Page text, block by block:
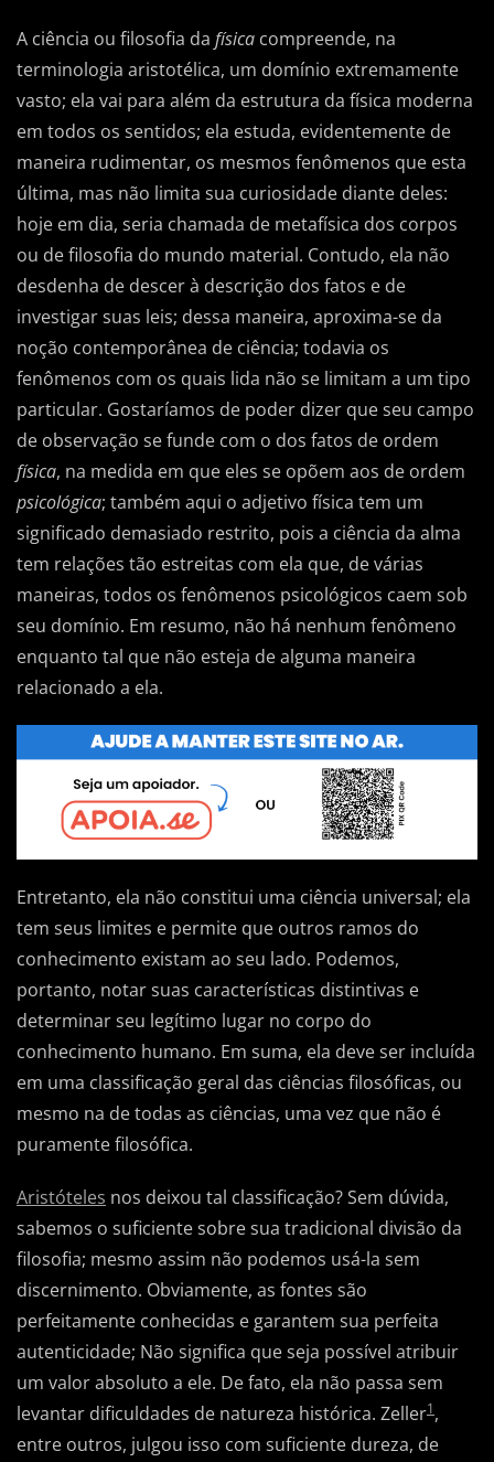
A ciência ou filosofia da física compreende, na
terminologia aristotélica, um domínio extremamente
vasto; ela vai para além da estrutura da física moderna
em todos os sentidos; ela estuda, evidentemente de
maneira rudimentar, os mesmos fenômenos que esta
última, mas não limita sua curiosidade diante deles:
hoje em dia, seria chamada de metafísica dos corpos
ou de filosofia do mundo material. Contudo, ela não
desdenha de descer à descrição dos fatos e de
investigar suas leis; dessa maneira, aproxima-se da
noção contemporânea de ciência; todavia os
fenômenos com os quais lida não se limitam a um tipo
particular. Gostaríamos de poder dizer que seu campo
de observação se funde com o dos fatos de ordem
física, na medida em que eles se opõem aos de ordem
psicológica; também aqui o adjetivo física tem um
significado demasiado restrito, pois a ciência da alma
tem relações tão estreitas com ela que, de várias
maneiras, todos os fenômenos psicológicos caem sob
seu domínio. Em resumo, não há nenhum fenômeno
enquanto tal que não esteja de alguma maneira
relacionado a ela.
Entretanto, ela não constitui uma ciência universal; ela
tem seus limites e permite que outros ramos do
conhecimento existam ao seu lado. Podemos,
portanto, notar suas características distintivas e
determinar seu legítimo lugar no corpo do
conhecimento humano. Em suma, ela deve ser incluída
em uma classificação geral das ciências filosóficas, ou
mesmo na de todas as ciências, uma vez que não é
puramente filosófica.
Aristóteles nos deixou tal classificação? Sem dúvida,
sabemos o suficiente sobre sua tradicional divisão da
filosofia; mesmo assim não podemos usá-la sem
discernimento. Obviamente, as fontes são
perfeitamente conhecidas e garantem sua perfeita
autenticidade; Não significa que seja possível atribuir
um valor absoluto a ele. De fato, ela não passa sem
levantar dificuldades de natureza histórica. Zeller1,
entre outros, julgou isso com suficiente dureza, de